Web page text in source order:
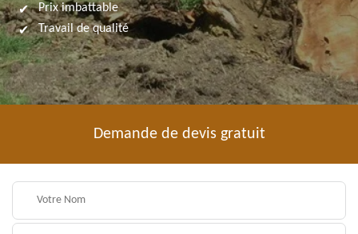
Prix imbattable
Travail de qualité
Demande de devis gratuit